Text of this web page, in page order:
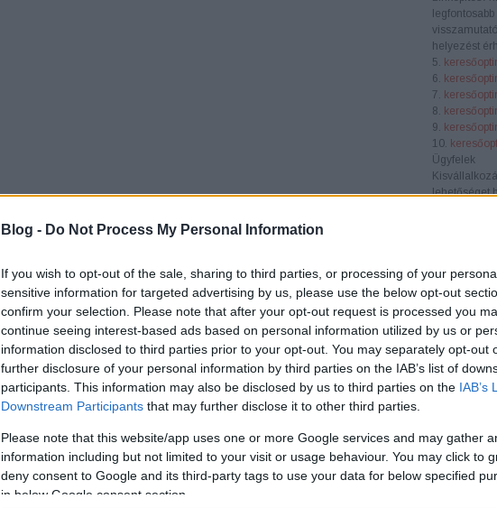
Blog - Do Not Process My Personal Information
If you wish to opt-out of the sale, sharing to third parties, or processing of your
sensitive information for targeted advertising by us, please use the below opt-out
confirm your selection. Please note that after your opt-out request is processed you
continue seeing interest-based ads based on personal information utilized by us or
information disclosed to third parties prior to your opt-out. You may separately opt-out
further disclosure of your personal information by third parties on the IAB’s list of
participants. This information may also be disclosed by us to third parties on the IAB’s
Downstream Participants that may further disclose it to other third parties.
Please note that this website/app uses one or more Google services and may gather
information including but not limited to your visit or usage behaviour. You may click to
deny consent to Google and its third-party tags to use your data for below specified
in below Google consent section.
helyezést
5.
6.
7.
8.
9.
10.
Ügyfelek
lehetőséget
piacon.
SEO átfogó
segít
konverziós
E-
webhelyek
termékek
értékesítés
Blogok és
webhelyek
növelni az